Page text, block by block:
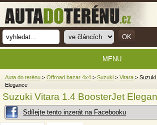
Auta do terénu > Offroad bazar 4x4 > Suzuki > Vitara >
Elegance
Suzuki Vitara 1.4 BoosterJet
Sdílejte tento inzerát na Facebooku
MENU